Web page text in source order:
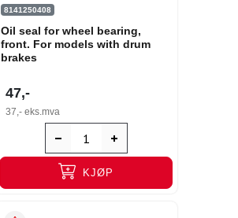
8141250408
Oil seal for wheel bearing,
front. For models with drum
brakes
47,-
37,- eks.mva
KJØP